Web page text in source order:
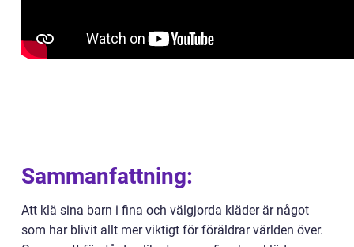
Sammanfattning:
Att klä sina barn i fina och välgjorda kläder är något
som har blivit allt mer viktigt för föräldrar världen över.